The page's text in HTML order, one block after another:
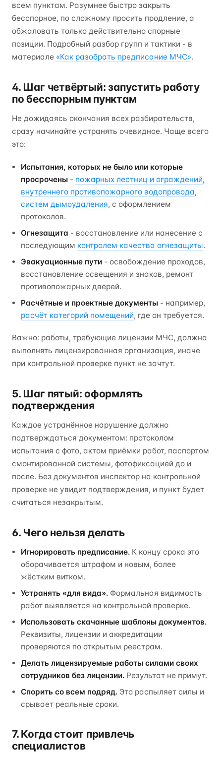
всем пунктам. Разумнее быстро закрыть
бесспорное, по сложному просить продление, а
обжаловать только действительно спорные
позиции. Подробный разбор групп и тактики - в
материале «Как разобрать предписание МЧС».
4. Шаг четвёртый: запустить работу
по бесспорным пунктам
Не дожидаясь окончания всех разбирательств,
сразу начинайте устранять очевидное. Чаще всего
это:
Испытания, которых не было или которые
просрочены - пожарных лестниц и ограждений,
внутреннего противопожарного водопровода,
систем дымоудаления, с оформлением
протоколов.
Огнезащита - восстановление или нанесение с
последующим контролем качества огнезащиты.
Эвакуационные пути - освобождение проходов,
восстановление освещения и знаков, ремонт
противопожарных дверей.
Расчётные и проектные документы - например,
расчёт категорий помещений, где он требуется.
Важно: работы, требующие лицензии МЧС, должна
выполнять лицензированная организация, иначе
при контрольной проверке пункт не зачтут.
5. Шаг пятый: оформлять
подтверждения
Каждое устранённое нарушение должно
подтверждаться документом: протоколом
испытания с фото, актом приёмки работ, паспортом
смонтированной системы, фотофиксацией до и
после. Без документов инспектор на контрольной
проверке не увидит подтверждения, и пункт будет
считаться незакрытым.
6. Чего нельзя делать
Игнорировать предписание. К концу срока это
оборачивается штрафом и новым, более
жёстким витком.
Устранять «для вида». Формальная видимость
работ выявляется на контрольной проверке.
Использовать скачанные шаблоны документов.
Реквизиты, лицензии и аккредитации
проверяются по открытым реестрам.
Делать лицензируемые работы силами своих
сотрудников без лицензии. Результат не примут.
Спорить со всем подряд. Это распыляет силы и
срывает реальные сроки.
7. Когда стоит привлечь
специалистов